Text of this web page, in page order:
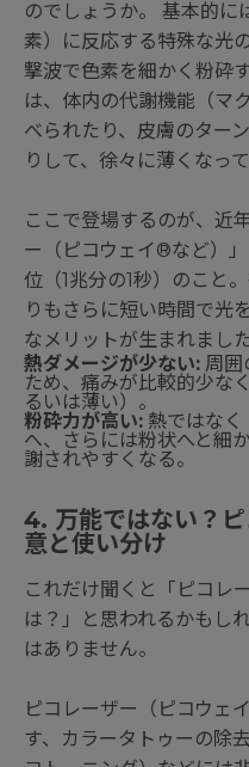
のでしょうか。 基本的に
素）に反応する特殊な光
撃波で色素を細かく粉砕
は、体内の代謝機能（マ
べられたり、皮膚のター
りして、徐々に薄くなって
ここで登場するのが、近
ー（ピコウェイ®など）
位（1兆分の1秒）のこと
りもさらに短い時間で光
なメリットが生まれました
熱ダメージが少ない: 周囲
ため、痛みが比較的少な
るいは薄い）。
粉砕力が高い: 熱ではな
へ、さらには粉状へと細
謝されやすくなる。
4. 万能ではない？
意と使い分け
これだけ聞くと「ピコレ
は？」と思われるかもし
はありません。
ピコレーザー（ピコウェ
す、カラータトゥーの除